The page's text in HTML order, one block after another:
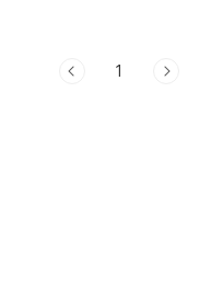
달라진 면도 있다는 생각이 듭니다. 그래서
1